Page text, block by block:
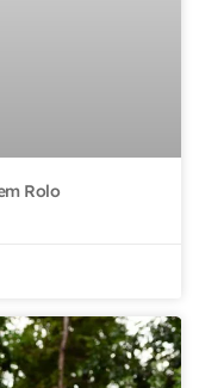
Rolo